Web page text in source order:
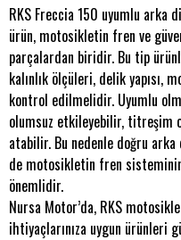
RKS Freccia 150 uyumlu arka
ürün, motosikletin fren ve
parçalardan biridir. Bu tip
kalınlık ölçüleri, delik yapısı,
kontrol edilmelidir. Uyumlu
olumsuz etkileyebilir, titreşim
atabilir. Bu nedenle doğru
de motosikletin fren sisteminin
önemlidir.
Nursa Motor’da, RKS
ihtiyaçlarınıza uygun ürünleri